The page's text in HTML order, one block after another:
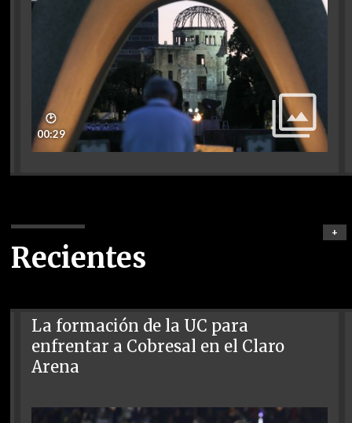
🕑
00:29
Recientes
+
La formación de la UC para
enfrentar a Cobresal en el Claro
Arena